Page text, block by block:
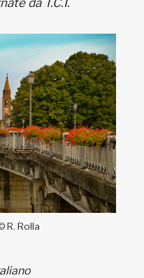
da T.C.I.
R. Rolla